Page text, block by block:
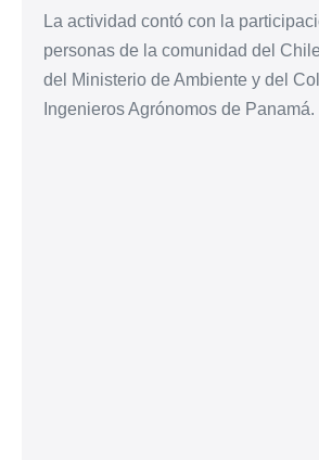
La actividad contó con la
personas de la comunidad del
del Ministerio de Ambiente y del
Ingenieros Agrónomos de Panamá.